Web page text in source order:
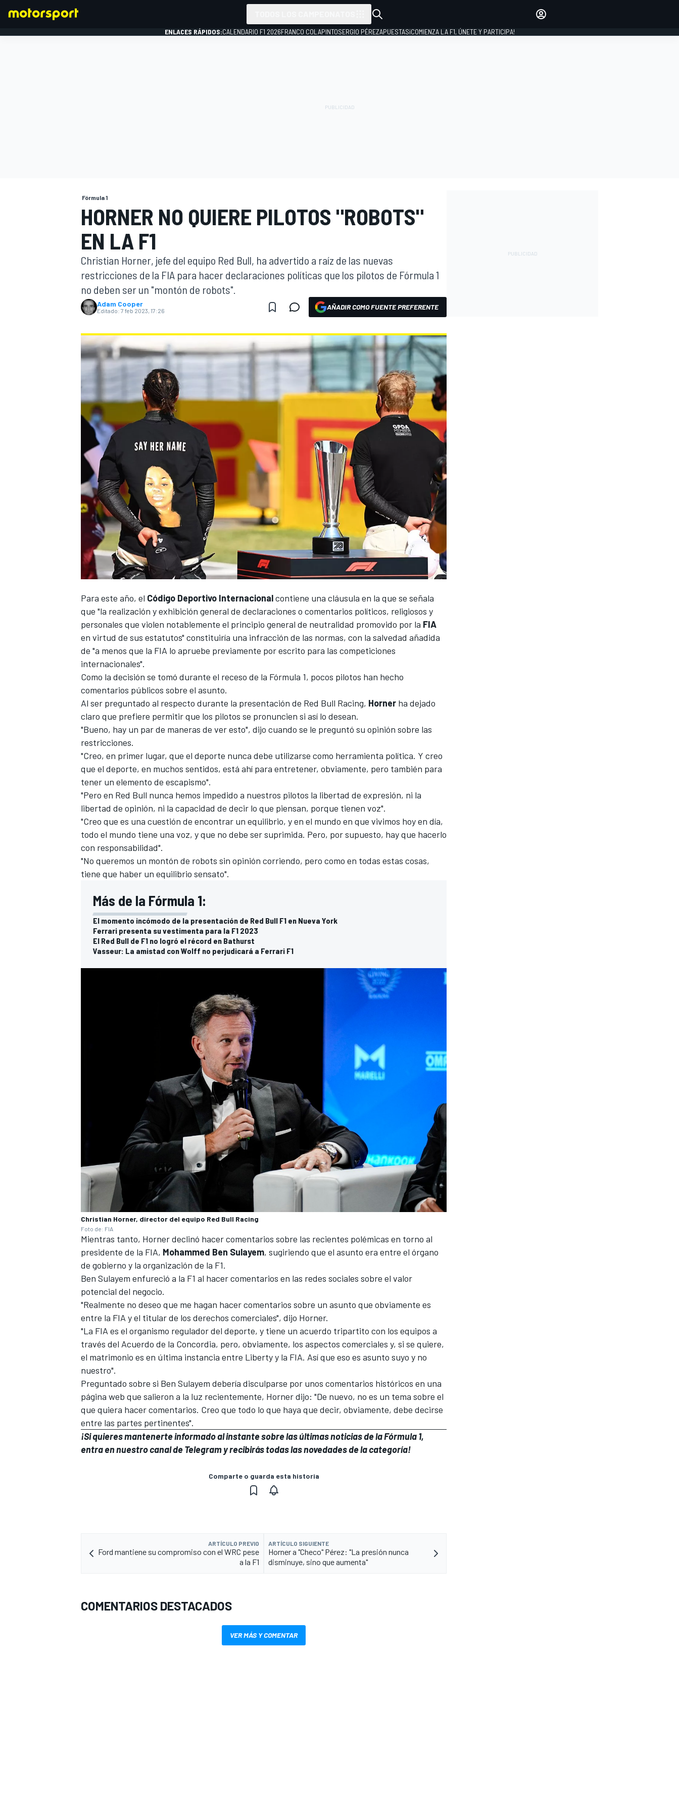
INDYCAR
MOTOGP
NASCAR CUP
FÓRMULA E
MÁS CATEGORÍAS
INICIAR SESIÓN
ENLACES RÁPIDOS:CALENDARIO F1 2026FRANCO COLAPINTOSERGIO PÉREZAPUESTAS¡COMIENZA LA F1, ÚNETE Y PARTICIPA!
Fórmula 1
HORNER NO QUIERE PILOTOS "ROBOTS"
EN LA F1
Christian Horner, jefe del equipo Red Bull, ha advertido a raíz de las nuevas
restricciones de la FIA para hacer declaraciones políticas que los pilotos de Fórmula 1
no deben ser un "montón de robots".
Adam Cooper
Editado: 7 feb 2023, 17:26 AÑADIR COMO FUENTE PREFERENTE
Para este año, el Código Deportivo Internacionalcontiene una cláusula en la que se señala
que "la realización y exhibición general de declaraciones o comentarios políticos, religiosos y
personales que violen notablemente el principio general de neutralidad promovido por la FIA
en virtud de sus estatutos" constituiría una infracción de las normas, con la salvedad añadida
de "a menos que la FIA lo apruebe previamente por escrito para las competiciones
internacionales".
Como la decisión se tomó durante el receso de la Fórmula 1, pocos pilotos han hecho
comentarios públicos sobre el asunto.
Al ser preguntado al respecto durante la presentación de Red Bull Racing, Horner ha dejado
claro que prefiere permitir que los pilotos se pronuncien si así lo desean.
"Bueno, hay un par de maneras de ver esto", dijo cuando se le preguntó su opinión sobre las
restricciones.
"Creo, en primer lugar, que el deporte nunca debe utilizarse como herramienta política. Y creo
que el deporte, en muchos sentidos, está ahí para entretener, obviamente, pero también para
tener un elemento de escapismo".
"Pero en Red Bull nunca hemos impedido a nuestros pilotos la libertad de expresión, ni la
libertad de opinión, ni la capacidad de decir lo que piensan, porque tienen voz".
"Creo que es una cuestión de encontrar un equilibrio, y en el mundo en que vivimos hoy en día,
todo el mundo tiene una voz, y que no debe ser suprimida. Pero, por supuesto, hay que hacerlo
con responsabilidad".
"No queremos un montón de robots sin opinión corriendo, pero como en todas estas cosas,
tiene que haber un equilibrio sensato".
Más de la Fórmula 1:
El momento incómodo de la presentación de Red Bull F1 en Nueva York
Ferrari presenta su vestimenta para la F1 2023
El Red Bull de F1 no logró el récord en Bathurst
Vasseur: La amistad con Wolff no perjudicará a Ferrari F1
Christian Horner, director del equipo Red Bull Racing
Foto de: FIA
Mientras tanto, Horner declinó hacer comentarios sobre las recientes polémicas en torno al
presidente de la FIA, Mohammed Ben Sulayem, sugiriendo que el asunto era entre el órgano
de gobierno y la organización de la F1.
Ben Sulayem enfureció a la F1 al hacer comentarios en las redes sociales sobre el valor
potencial del negocio.
"Realmente no deseo que me hagan hacer comentarios sobre un asunto que obviamente es
entre la FIA y el titular de los derechos comerciales", dijo Horner.
"La FIA es el organismo regulador del deporte, y tiene un acuerdo tripartito con los equipos a
través del Acuerdo de la Concordia, pero, obviamente, los aspectos comerciales y, si se quiere,
el matrimonio es en última instancia entre Liberty y la FIA. Así que eso es asunto suyo y no
nuestro".
Preguntado sobre si Ben Sulayem debería disculparse por unos comentarios históricos en una
página web que salieron a la luz recientemente, Horner dijo: "De nuevo, no es un tema sobre el
que quiera hacer comentarios. Creo que todo lo que haya que decir, obviamente, debe decirse
entre las partes pertinentes".
¡Si quieres mantenerte informado al instante sobre las últimas noticias de la Fórmula 1,
entra ennuestro canal de Telegramy recibirás todas las novedades de la categoría!
Comparte o guarda esta historia
ARTÍCULO PREVIO
Ford mantiene su compromiso con el WRC pese
a la F1
ARTÍCULO SIGUIENTE
Horner a "Checo" Pérez: "La presión nunca
disminuye, sino que aumenta"
COMENTARIOS DESTACADOS
VER MÁS Y COMENTAR